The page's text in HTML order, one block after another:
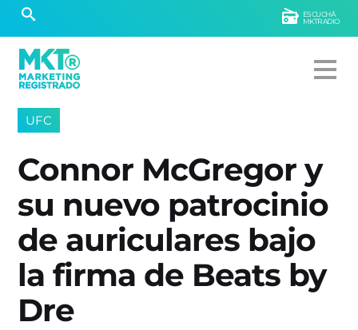
ESCUCHÁ
MKTRADIO
UFC
Connor McGregor y
su nuevo patrocinio
de auriculares bajo
la firma de Beats by
Dre